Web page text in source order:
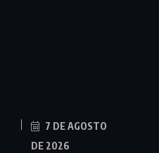
7 DE AGOSTO
DE 2026